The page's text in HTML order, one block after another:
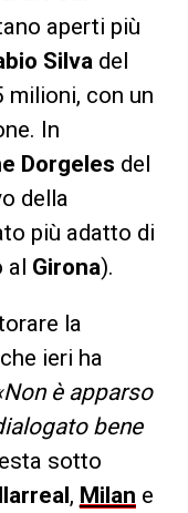
aperti più
Silva del
milioni, con un
In
Dorgeles del
della
più adatto di
al Girona).
la
ieri ha
è apparso
bene
sotto
, Milan e